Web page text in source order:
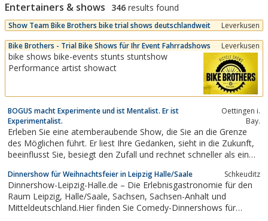
Entertainers & shows 346 results found
Show Team Bike Brothers bike trial shows deutschlandweit
Leverkusen
Bike Brothers - Trial Bike Shows für Ihr Event Fahrradshows
Leverkusen
bike shows bike-events stunts stuntshow
Performance artist showact
BOGUS macht Experimente und ist Mentalist. Er ist
Experimentalist.
Oettingen i.
Bay.
Erleben Sie eine atemberaubende Show, die Sie an die Grenze
des Möglichen führt. Er liest Ihre Gedanken, sieht in die Zukunft,
beeinflusst Sie, besiegt den Zufall und rechnet schneller als ein
FernsehenBayern 3 RadioGasteig MünchenTheater Moller Haus...
Dinnershow für Weihnachtsfeier in Leipzig Halle/Saale Schkeuditz
Dinnershow-Leipzig-Halle.de – Die Erlebnisgastronomie für den
Raum Leipzig, Halle/Saale, Sachsen, Sachsen-Anhalt und
Mitteldeutschland.Hier finden Sie Comedy-Dinnershows für